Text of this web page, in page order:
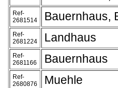
Ref-
2681514
Bauernhaus,
Ref-
2681224
Landhaus
Ref-
2681166
Bauernhaus
Ref-
2680876
Muehle